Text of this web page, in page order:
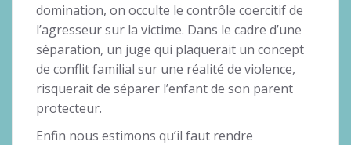
domination, on occulte le contrôle coercitif de
l’agresseur sur la victime. Dans le cadre d’une
séparation, un juge qui plaquerait un concept
de conflit familial sur une réalité de violence,
risquerait de séparer l’enfant de son parent
protecteur.
Enfin nous estimons qu’il faut rendre